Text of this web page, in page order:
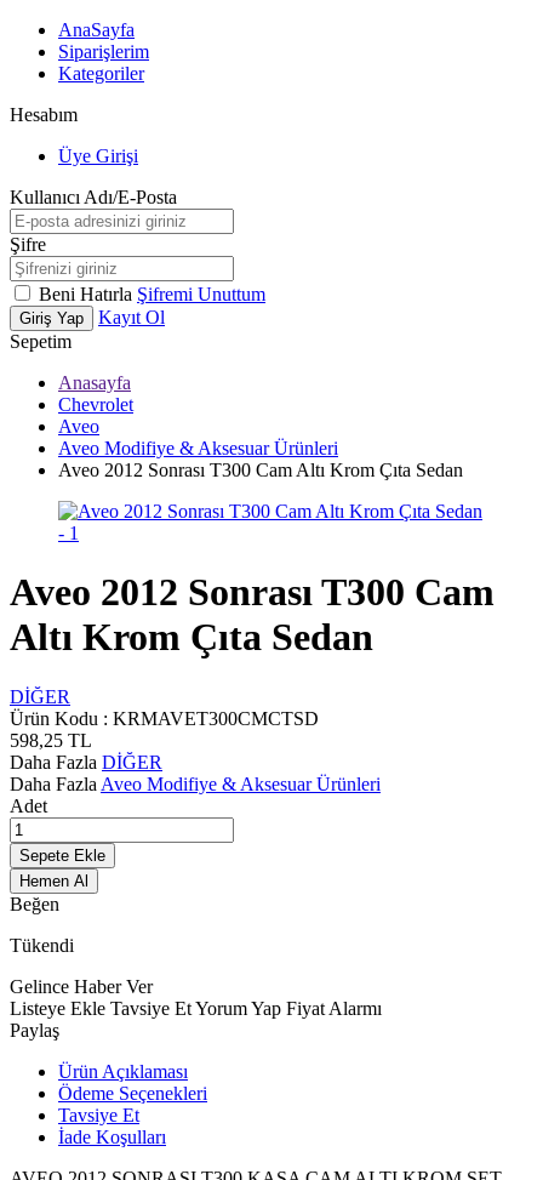
AnaSayfa
Siparişlerim
Kategoriler
Hesabım
Üye Girişi
Kullanıcı Adı/E-Posta
Şifre
Beni Hatırla Şifremi Unuttum
Giriş Yap
Kayıt Ol
Sepetim
Anasayfa
Chevrolet
Aveo
Aveo Modifiye & Aksesuar Ürünleri
Aveo 2012 Sonrası T300 Cam Altı Krom Çıta Sedan
Aveo 2012 Sonrası T300 Cam
Altı Krom Çıta Sedan
DİĞER
Ürün Kodu : KRMAVET300CMCTSD
598,25 TL
Daha Fazla DİĞER
Daha Fazla Aveo Modifiye & Aksesuar Ürünleri
Adet
Sepete Ekle
Hemen Al
Beğen
Tükendi
Gelince Haber Ver
Listeye Ekle Tavsiye EtYorum Yap Fiyat Alarmı
Paylaş
Ürün Açıklaması
Ödeme Seçenekleri
Tavsiye Et
İade Koşulları